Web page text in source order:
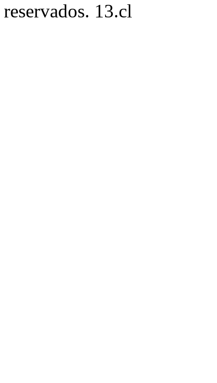
reservados. 13.cl